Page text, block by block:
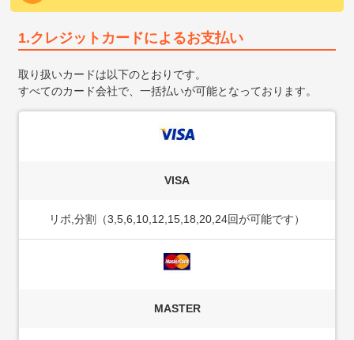
1.クレジットカードによるお支払い
取り扱いカードは以下のとおりです。
すべてのカード会社で、一括払いが可能となっております。
VISA
リボ,分割（3,5,6,10,12,15,18,20,24回が可能です）
MASTER